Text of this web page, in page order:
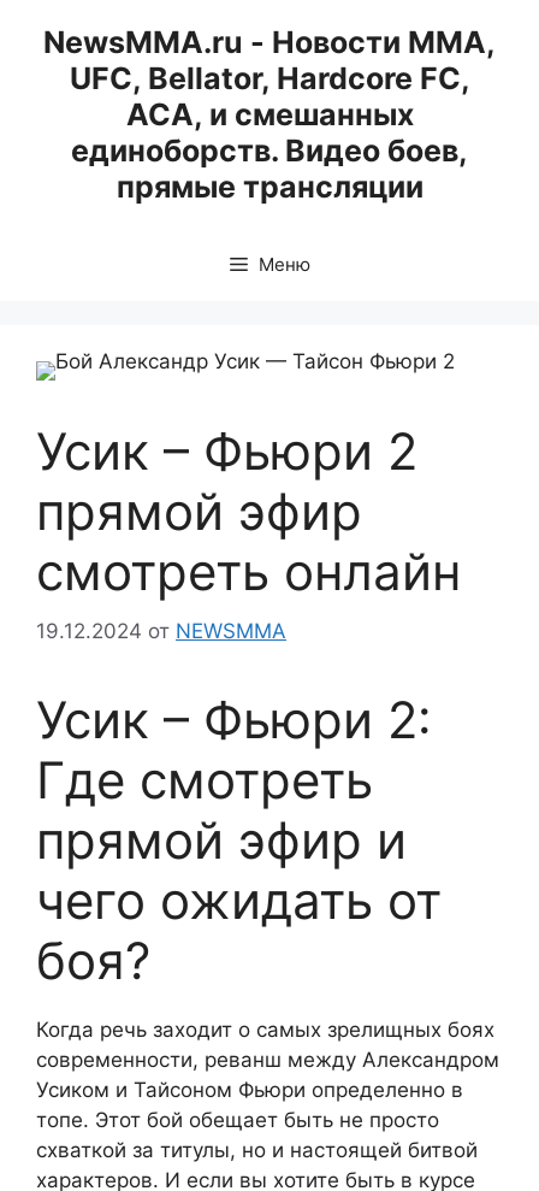
содержимому
NewsMMA.ru - Новости ММА,
UFC, Bellator, Hardcore FC,
ACA, и смешанных
единоборств. Видео боев,
прямые трансляции
Меню
Усик – Фьюри 2
прямой эфир
смотреть онлайн
19.12.2024 от NEWSMMA
Усик – Фьюри 2:
Где смотреть
прямой эфир и
чего ожидать от
боя?
Когда речь заходит о самых зрелищных боях
современности, реванш между Александром
Усиком и Тайсоном Фьюри определенно в
топе. Этот бой обещает быть не просто
схваткой за титулы, но и настоящей битвой
характеров. И если вы хотите быть в курсе